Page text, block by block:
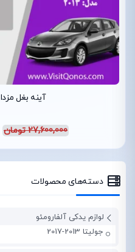
آینه بغل مزدا 3 نیو استوک
27,600,000 تومان
دسته‌های محصولات
لوازم یدکی آلفارومئو
جولیتا 2013-2017